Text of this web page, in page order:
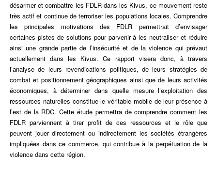
désarmer et combattre les FDLR dans les Kivus, ce mouvement reste
très actif et continue de terroriser les populations locales. Comprendre
les principales motivations des FDLR permettrait d’envisager
certaines pistes de solutions pour parvenir à les neutraliser et réduire
ainsi une grande partie de l’insécurité et de la violence qui prévaut
actuellement dans les Kivus. Ce rapport visera donc, à travers
l’analyse de leurs revendications politiques, de leurs stratégies de
combat et positionnement géographiques ainsi que de leurs activités
économiques, à déterminer dans quelle mesure l’exploitation des
ressources naturelles constitue le véritable mobile de leur présence à
l’est de la RDC. Cette étude permettra de comprendre comment les
FDLR parviennent à tirer profit de ces ressources et le rôle que
peuvent jouer directement ou indirectement les sociétés étrangères
impliquées dans ce commerce, qui contribue à la perpétuation de la
violence dans cette région.